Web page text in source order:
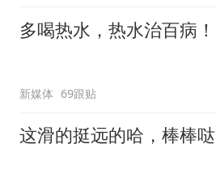
多喝热水，热水治百病！
新媒体 69跟贴
这滑的挺远的哈，棒棒哒